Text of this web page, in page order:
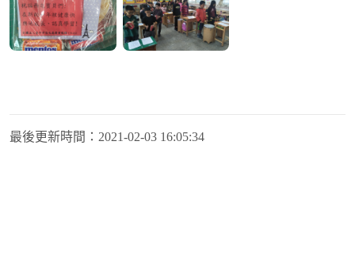
最後更新時間： 2021-02-03 16:05:34